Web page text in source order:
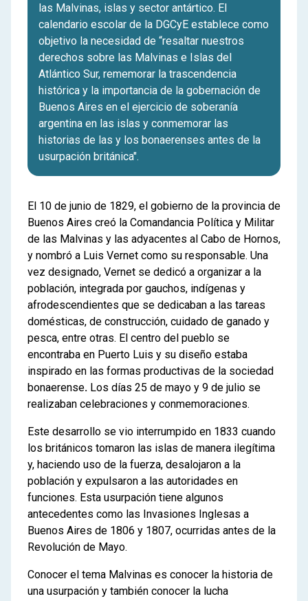
las Malvinas, islas y sector antártico. El
calendario escolar de la DGCyE establece como
objetivo la necesidad de “resaltar nuestros
derechos sobre las Malvinas e Islas del
Atlántico Sur, rememorar la trascendencia
histórica y la importancia de la gobernación de
Buenos Aires en el ejercicio de soberanía
argentina en las islas y conmemorar las
historias de las y los bonaerenses antes de la
usurpación británica".
El 10 de junio de 1829, el gobierno de la provincia de
Buenos Aires creó la Comandancia Política y Militar
de las Malvinas y las adyacentes al Cabo de Hornos,
y nombró a Luis Vernet como su responsable. Una
vez designado, Vernet se dedicó a organizar a la
población, integrada por gauchos, indígenas y
afrodescendientes que se dedicaban a las tareas
domésticas, de construcción, cuidado de ganado y
pesca, entre otras. El centro del pueblo se
encontraba en Puerto Luis y su diseño estaba
inspirado en las formas productivas de la sociedad
bonaerense. Los días 25 de mayo y 9 de julio se
realizaban celebraciones y conmemoraciones.
Este desarrollo se vio interrumpido en 1833 cuando
los británicos tomaron las islas de manera ilegítima
y, haciendo uso de la fuerza, desalojaron a la
población y expulsaron a las autoridades en
funciones. Esta usurpación tiene algunos
antecedentes como las Invasiones Inglesas a
Buenos Aires de 1806 y 1807, ocurridas antes de la
Revolución de Mayo.
Conocer el tema Malvinas es conocer la historia de
una usurpación y también conocer la lucha